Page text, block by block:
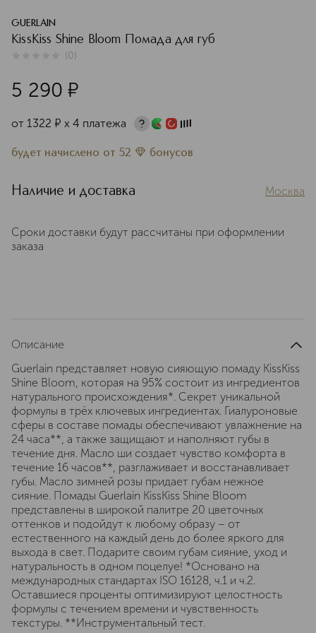
GUERLAIN
KissKiss Shine Bloom Помада для губ
(0)
5 290 ¤
от 1322 ¤ х 4 платежа
будет начислено от 52 бонусов
Наличие и доставка Москва
Сроки доставки будут рассчитаны при оформлении
заказа
Описание
Guerlain представляет новую сияющую помаду KissKiss
Shine Bloom, которая на 95% состоит из ингредиентов
натурального происхождения*. Секрет уникальной
формулы в трёх ключевых ингредиентах. Гиалуроновые
сферы в составе помады обеспечивают увлажнение на
24 часа**, а также защищают и наполняют губы в
течение дня. Масло ши создает чувство комфорта в
течение 16 часов**, разглаживает и восстанавливает
губы. Масло зимней розы придает губам нежное
сияние. Помады Guerlain KissKiss Shine Bloom
представлены в широкой палитре 20 цветочных
оттенков и подойдут к любому образу – от
естественного на каждый день до более яркого для
выхода в свет. Подарите своим губам сияние, уход и
натуральность в одном поцелуе! *Основано на
международных стандартах ISO 16128, ч.1 и ч.2.
Оставшиеся проценты оптимизируют целостность
формулы с течением времени и чувственность
текстуры. **Инструментальный тест.